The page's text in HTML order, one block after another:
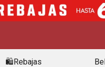
🛍️Rebajas